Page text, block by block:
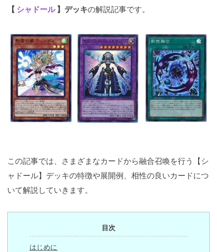
【 シャドール 】デッキの解説記事です。
この記事では、さまざまなカードから融合召喚を行う【シ
ャドール】デッキの特徴や展開例、相性の良いカードにつ
いて解説していきます。
目次
はじめに